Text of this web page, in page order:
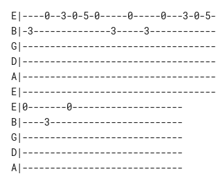
E|----0--3-0-5-0-----0-----0---3-0-5-
B|-3--------------3-----3------------
G|-----------------------------------
D|-----------------------------------
A|-----------------------------------
E|-----------------------------------
E|0-------0--------------------
B|----3------------------------
G|-----------------------------
D|-----------------------------
A|-----------------------------